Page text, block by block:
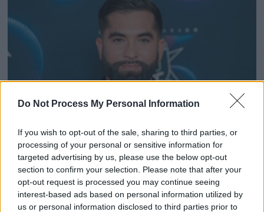
Do Not Process My Personal Information
If you wish to opt-out of the sale, sharing to third parties, or
processing of your personal or sensitive information for
targeted advertising by us, please use the below opt-out
section to confirm your selection. Please note that after your
opt-out request is processed you may continue seeing
interest-based ads based on personal information utilized by
us or personal information disclosed to third parties prior to
Kendji Girac blanchi : Le parquet classe l’affaire sans
suite
26 juin 2024